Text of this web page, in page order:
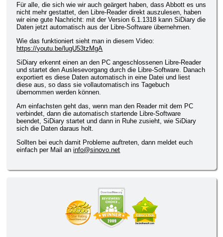
Für alle, die sich wie wir auch geärgert haben, dass Abbott es uns
nicht mehr gestattet, den Libre-Reader direkt auszulesen, haben
wir eine gute Nachricht: mit der Version 6.1.1318 kann SiDiary die
Daten jetzt automatisch aus der Libre-Software übernehmen.
Wie das funktioniert sieht man in diesem Video:
https://youtu.be/lugU53tzMgA
SiDiary erkennt einen an den PC angeschlossenen Libre-Reader
und startet den Auslesevorgang durch die Libre-Software. Danach
exportiert es diese Daten automatisch in eine Datei und liest
diese aus, so dass sie vollautomatisch ins Tagebuch
übernommen werden können.
Am einfachsten geht das, wenn man den Reader mit dem PC
verbindet, dann die automatisch startende Libre-Software
beendet, SiDiary startet und dann in Ruhe zusieht, wie SiDiary
sich die Daten daraus holt.
Sollten bei euch damit Probleme auftreten, dann meldet euch
einfach per Mail aninfo@sinovo.net